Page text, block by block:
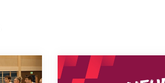
Neue Empfangszeiten